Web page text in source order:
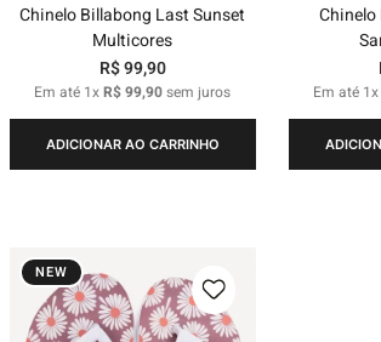
Chinelo Billabong Last Sunset
Multicores
R$99,90
Em até 1xR$99,90sem juros
ADICIONAR AO CARRINHO
Em até 1x
NEW